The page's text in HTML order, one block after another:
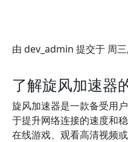
由 dev_admin 提交于 周
了解旋风加速器
旋风加速器是一款备受用
于提升网络连接的速度和
在线游戏、观看高清视频